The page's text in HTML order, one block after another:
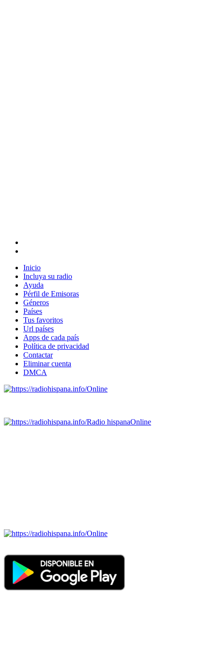
Inicio
Incluya su radio
Ayuda
Pérfil de Emisoras
Géneros
Países
Tus favoritos
Url países
Apps de cada país
Política de privacidad
Contactar
Eliminar cuenta
DMCA
Online
Radio hispanaOnline
Online